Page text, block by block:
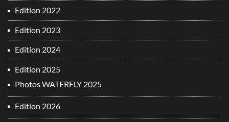
Edition 2022
Edition 2023
Edition 2024
Edition 2025
Photos WATERFLY 2025
Edition 2026